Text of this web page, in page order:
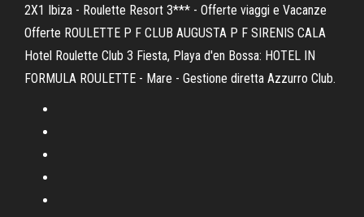
2X1 Ibiza - Roulette Resort 3*** - Offerte viaggi e Vacanze
Offerte ROULETTE P F CLUB AUGUSTA P F SIRENIS CALA
Hotel Roulette Club 3 Fiesta, Playa d'en Bossa: HOTEL IN
FORMULA ROULETTE - Mare - Gestione diretta Azzurro Club.